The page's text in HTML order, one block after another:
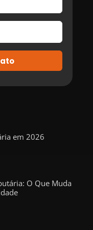
em 2026
O Que Muda